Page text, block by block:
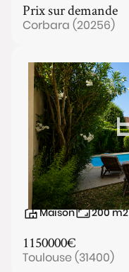
Prix sur demande
Corbara (20256)
Maison 200m2
1150000€
Toulouse (31400)